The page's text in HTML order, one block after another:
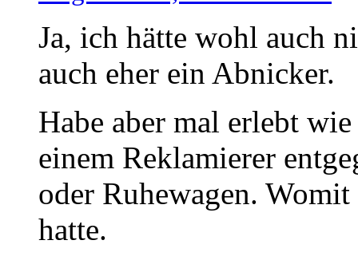
Ja, ich hätte wohl auch
auch eher ein Abnicker.
Habe aber mal erlebt
einem Reklamierer
oder Ruhewagen.
hatte.